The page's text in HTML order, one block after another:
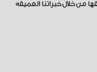
من خلال خبراتنا العميقة